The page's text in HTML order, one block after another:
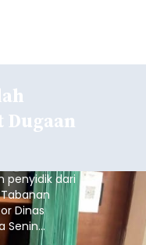
penyidik dari
Dinas
Senin